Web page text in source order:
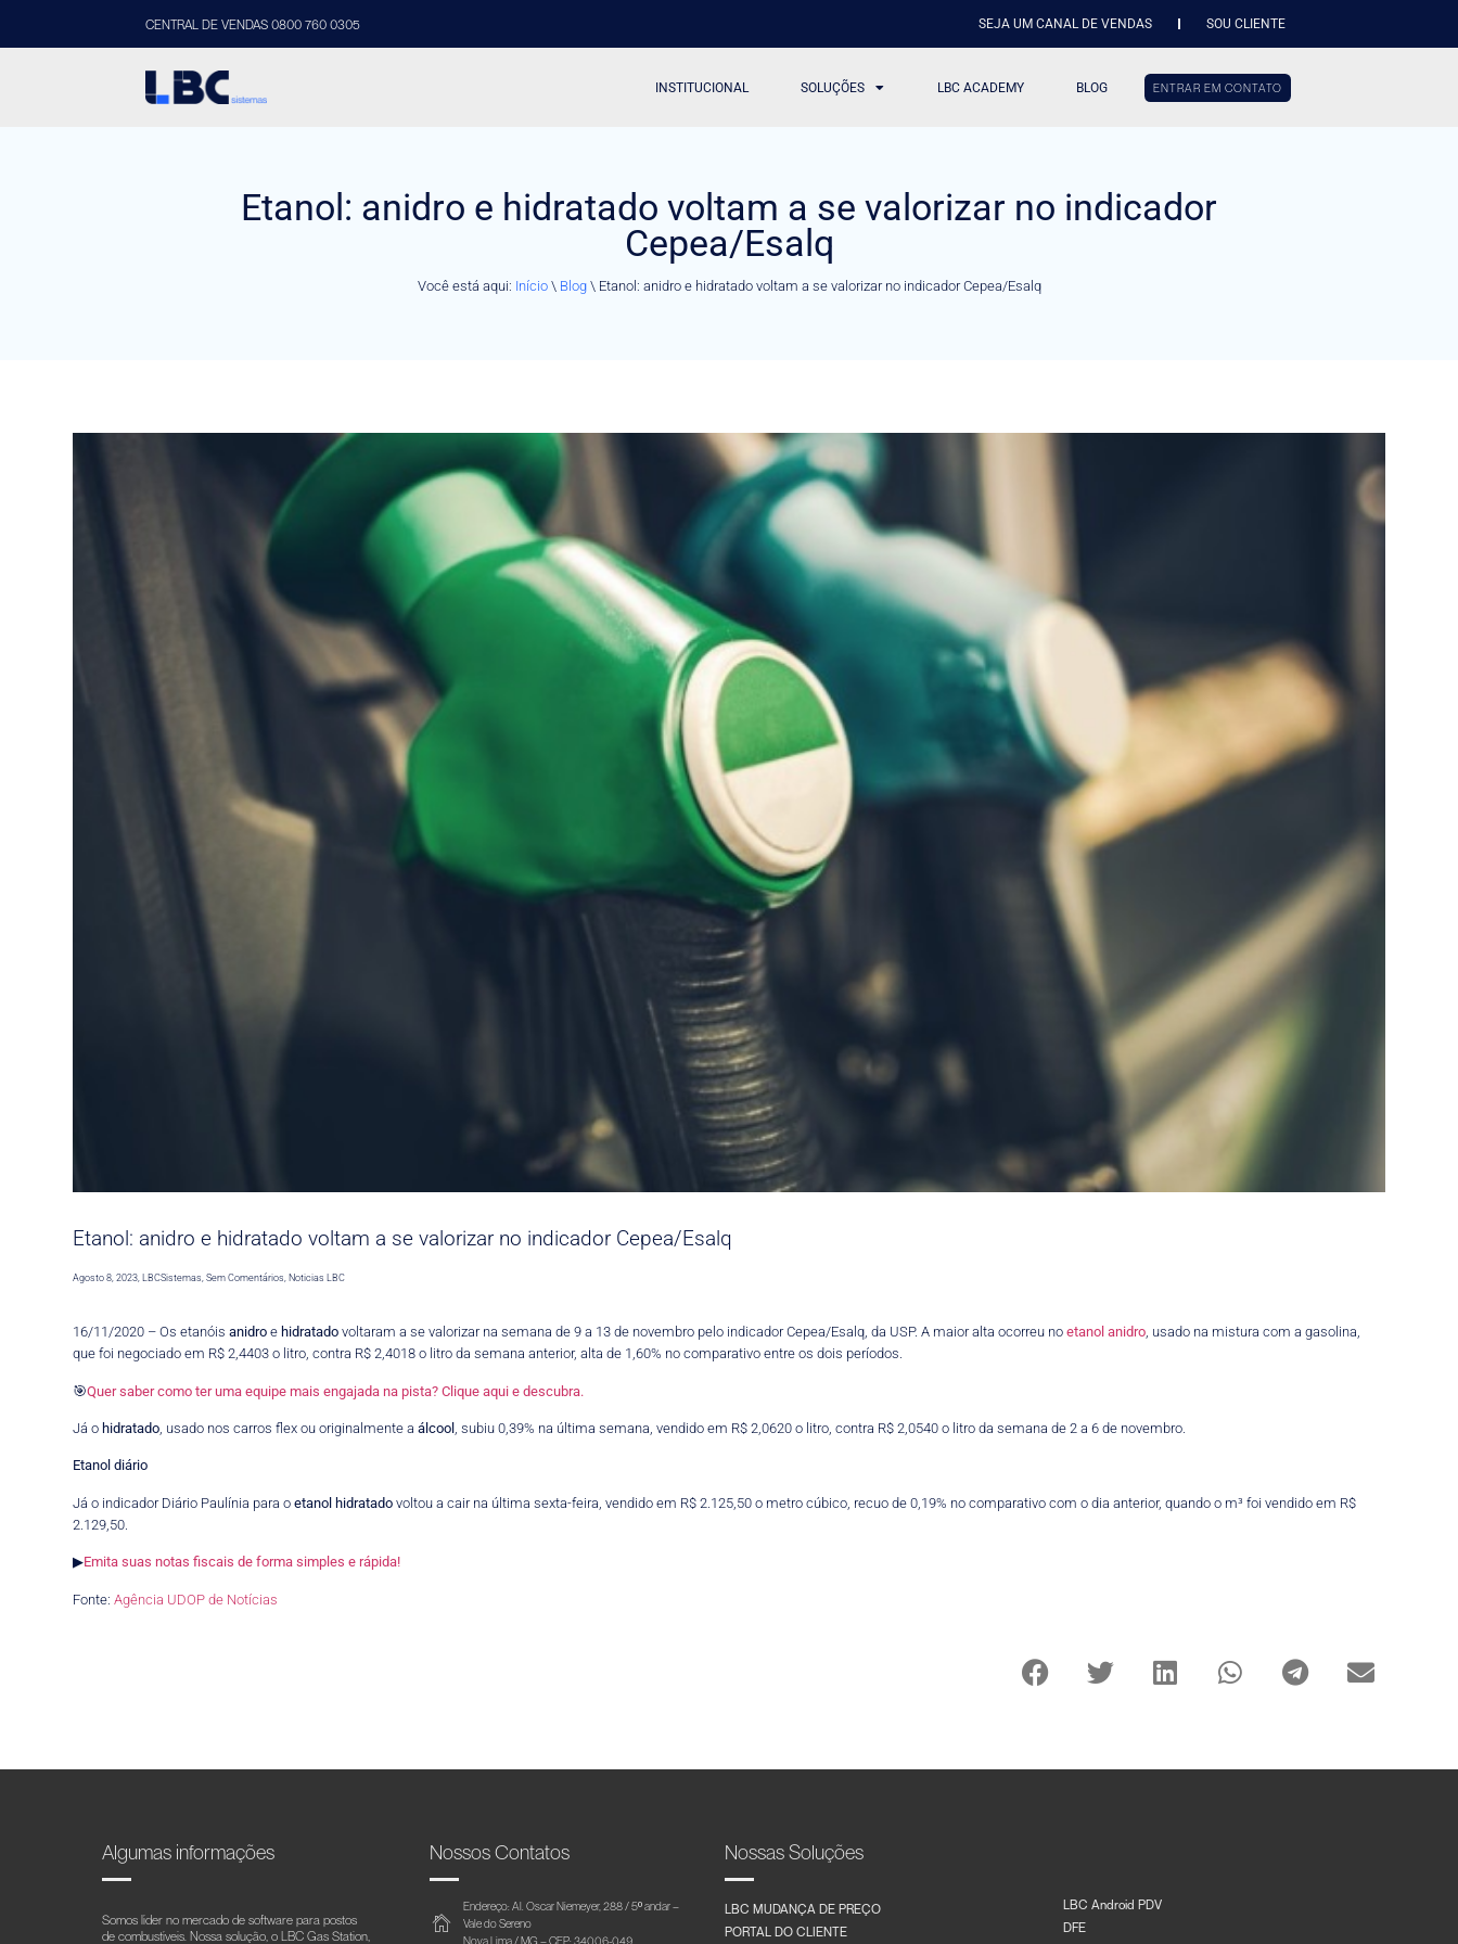
CENTRAL DE VENDAS 0800 760 0305 SEJA UM CANAL DE VENDAS SOU CLIENTE
INSTITUCIONAL SOLUÇÕES LBC ACADEMY BLOG ENTRAR EM CONTATO
Etanol: anidro e hidratado voltam a se valorizar no indicador
Cepea/Esalq
Você está aqui: Início\ Blog\ Etanol: anidro e hidratado voltam a se valorizar no indicador Cepea/Esalq
Etanol: anidro e hidratado voltam a se valorizar no indicador Cepea/Esalq
Agosto 8, 2023 ,LBCSistemas Sem Comentários Noticias LBC
16/11/2020 – Os etanóisanidro e hidratado voltaram a se valorizar na semana de 9 a 13 de novembro pelo indicador Cepea/Esalq, da USP. A maior alta ocorreu noetanol anidro, usado na mistura com a gasolina,
que foi negociado em R$ 2,4403 o litro, contra R$ 2,4018 o litro da semana anterior, alta de 1,60% no comparativo entre os dois períodos.
🎯Quer saber como ter uma equipe mais engajada na pista? Clique aqui e descubra.
Já o hidratado , usado nos carros flex ou originalmente aálcool , subiu 0,39% na última semana, vendido em R$ 2,0620 o litro, contra R$ 2,0540 o litro da semana de 2 a 6 de novembro.
Etanol diário
Já o indicador Diário Paulínia para oetanol hidratado voltou a cair na última sexta-feira, vendido em R$ 2.125,50 o metro cúbico, recuo de 0,19% no comparativo com o dia anterior, quando o m³ foi vendido em R$
2.129,50.
▶Emita suas notas fiscais de forma simples e rápida!
Fonte:Agência UDOP de Notícias
Algumas informações
Somos líder no mercado de software para postos
de combustíveis. Nossa solução, o LBC Gas Station,
Nossos Contatos
Endereço: Al. Oscar Niemeyer, 288 / 5º andar –
Vale do Sereno
Nova Lima / MG – CEP: 34006-049
Nossas Soluções
LBC MUDANÇA DE PREÇO
PORTAL DO CLIENTE
LBC Android PDV
DFE